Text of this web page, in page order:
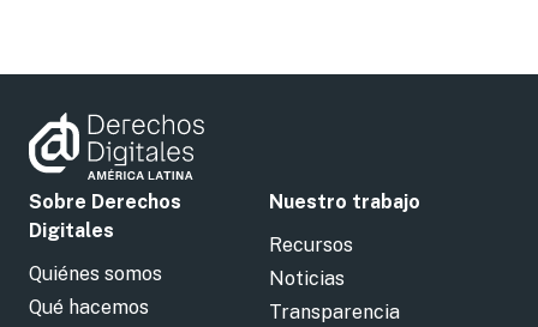
Sobre Derechos
Digitales
Quiénes somos
Qué hacemos
Nuestro trabajo
Recursos
Noticias
Transparencia